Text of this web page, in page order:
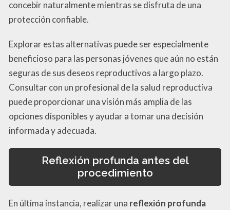
concebir naturalmente mientras se disfruta de una
protección confiable.
Explorar estas alternativas puede ser especialmente
beneficioso para las personas jóvenes que aún no están
seguras de sus deseos reproductivos a largo plazo.
Consultar con un profesional de la salud reproductiva
puede proporcionar una visión más amplia de las
opciones disponibles y ayudar a tomar una decisión
informada y adecuada.
Reflexión profunda antes del
procedimiento
En última instancia, realizar una reflexión profunda